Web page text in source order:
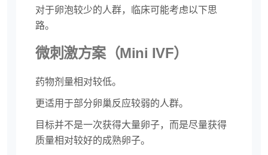
对于卵泡较少的人群，临床可能考虑以下思
路。
微刺激方案（Mini IVF）
药物剂量相对较低。
更适用于部分卵巢反应较弱的人群。
目标并不是一次获得大量卵子，而是尽量获得
质量相对较好的成熟卵子。